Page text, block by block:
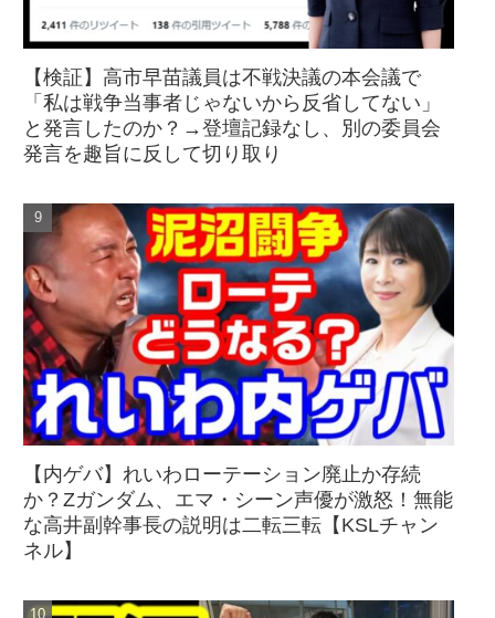
【検証】高市早苗議員は不戦決議の本会議で
「私は戦争当事者じゃないから反省してない」
と発言したのか？→登壇記録なし、別の委員会
発言を趣旨に反して切り取り
【内ゲバ】れいわローテーション廃止か存続
か？Zガンダム、エマ・シーン声優が激怒！無能
な高井副幹事長の説明は二転三転【KSLチャン
ネル】